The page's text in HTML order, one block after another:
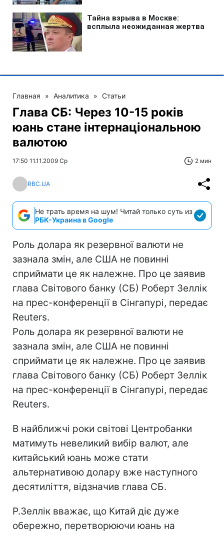
Главная » Аналитика » Статьи
Глава СБ: Через 10-15 років
юань стане інтернаціональною
валютою
17:50 11.11.2009 Ср 2 мин
RBC.UA
Не трать время на шум! Читай только суть из
РБК-Украина в Google
Роль долара як резервної валюти не
зазнала змін, але США не повинні
сприймати це як належне. Про це заявив
глава Світового банку (СБ) Роберт Зеллік
на прес-конференції в Сінгапурі, передає
Reuters.
Роль долара як резервної валюти не
зазнала змін, але США не повинні
сприймати це як належне. Про це заявив
глава Світового банку (СБ) Роберт Зеллік
на прес-конференції в Сінгапурі, передає
Reuters.
В найближчі роки світові Центробанки
матимуть невеликий вибір валют, але
китайський юань може стати
альтернативою долару вже наступного
десятиліття, відзначив глава СБ.
Р.Зеллік вважає, що Китай діє дуже
обережно, перетворюючи юань на